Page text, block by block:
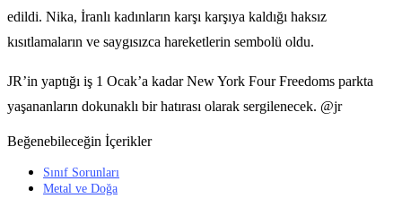
edildi. Nika, İranlı kadınların karşı karşıya kaldığı haksız
kısıtlamaların ve saygısızca hareketlerin sembolü oldu.
JR’in yaptığı iş 1 Ocak’a kadar New York Four Freedoms parkta
yaşananların dokunaklı bir hatırası olarak sergilenecek. @jr
Beğenebileceğin İçerikler
Sınıf Sorunları
Metal ve Doğa